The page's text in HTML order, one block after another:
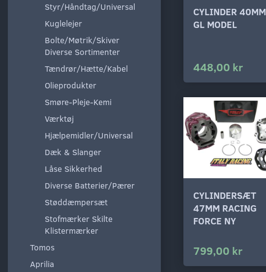
Styr/Håndtag/Universal
Kuglelejer
Bolte/Møtrik/Skiver
Diverse Sortimenter
Tændrør/Hætte/Kabel
Olieprodukter
Smøre-Pleje-Kemi
Værktøj
Hjælpemidler/Universal
Dæk & Slanger
Låse Sikkerhed
Diverse Batterier/Pærer
Støddæmpersæt
Stofmærker Skilte
Klistermærker
Tomos
Aprilia
CYLINDER 40MM
GL MODEL
448,00 kr
CYLINDERSÆT
47MM RACING
FORCE NY
799,00 kr